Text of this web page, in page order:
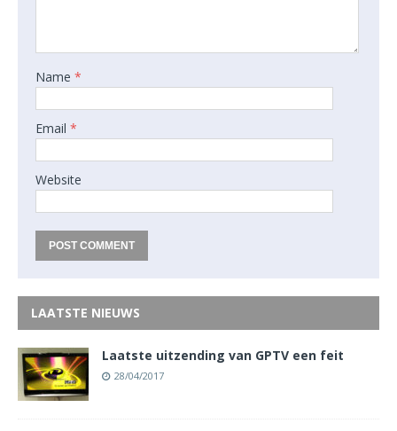
Name *
Email *
Website
LAATSTE NIEUWS
Laatste uitzending van GPTV een feit
28/04/2017